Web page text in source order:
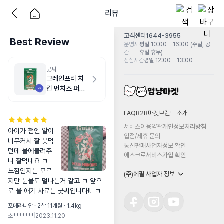
리뷰
Best Review
굿씨
그레인프리 치
킨 먼치즈 퍼피
아이가 첨엔 알이
너무커서 잘 못먹
던데 물에불려주
니 잘먹네요 ㅋ
느낌인지는 모르
지만 눈물도 덜나는거 같고 ㅋ 앞으
로 울 애기 사료는 굿씨입니다!!  ㅋ
포메라니안 · 2살 11개월 · 1.4kg
소******* 2023.11.20
고객센터1644-3955
운영시
간
평일 10:00 - 16:00 (주말, 공
휴일 휴무)
점심시간평일 12:00 - 13:00
FAQB2B마켓 브랜드 소개
서비스이용약관개인정보처리방침
입점/제휴 문의
통신판매사업자정보 확인
에스크로서비스가입 확인
(주)에필 사업자 정보